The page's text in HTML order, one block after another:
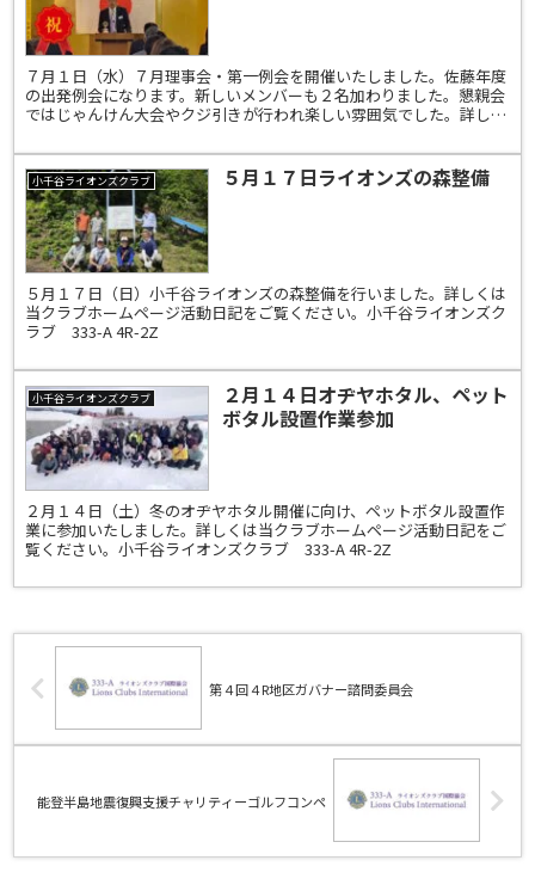
７月１日（水）７月理事会・第一例会を開催いたしました。佐藤年度
の出発例会になります。新しいメンバーも２名加わりました。懇親会
ではじゃんけん大会やクジ引きが行われ楽しい雰囲気でした。詳しく
小千谷ライオンズクラブ ５月１７日ライオンズの森整備
５月１７日（日）小千谷ライオンズの森整備を行いました。詳しくは
当クラブホームページ活動日記をご覧ください。小千谷ライオンズク
ラブ 333-A 4R-2Z
小千谷ライオンズクラブ
２月１４日オヂヤホタル、ペット
ボタル設置作業参加
２月１４日（土）冬のオヂヤホタル開催に向け、ペットボタル設置作
業に参加いたしました。詳しくは当クラブホームページ活動日記をご
覧ください。小千谷ライオンズクラブ 333-A 4R-2Z
第４回４R地区ガバナー諮問委員会
能登半島地震復興支援チャリティーゴルフコンペ